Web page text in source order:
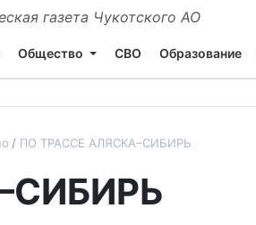
газета Чукотского АО
Общество СВО Образование
ПО ТРАССЕ АЛЯСКА–СИБИРЬ